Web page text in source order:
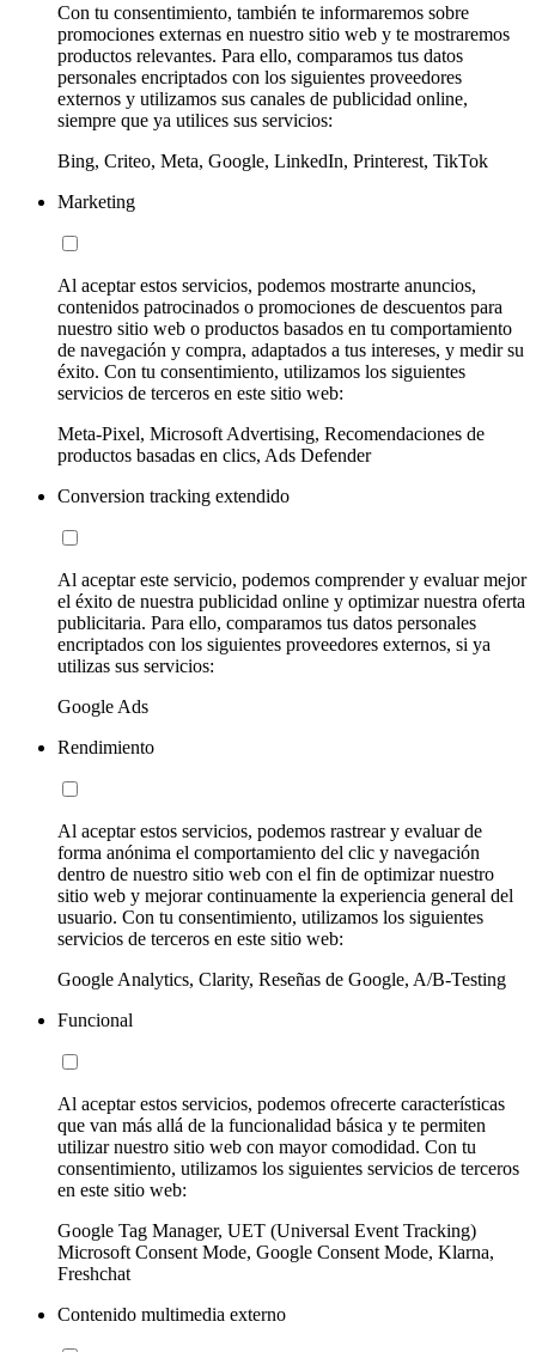
Con tu consentimiento, también te informaremos sobre
promociones externas en nuestro sitio web y te mostraremos
productos relevantes. Para ello, comparamos tus datos
personales encriptados con los siguientes proveedores
externos y utilizamos sus canales de publicidad online,
siempre que ya utilices sus servicios:
Bing, Criteo, Meta, Google, LinkedIn, Printerest, TikTok
Marketing
Al aceptar estos servicios, podemos mostrarte anuncios,
contenidos patrocinados o promociones de descuentos para
nuestro sitio web o productos basados en tu comportamiento
de navegación y compra, adaptados a tus intereses, y medir su
éxito. Con tu consentimiento, utilizamos los siguientes
servicios de terceros en este sitio web:
Meta-Pixel, Microsoft Advertising, Recomendaciones de
productos basadas en clics, Ads Defender
Conversion tracking extendido
Al aceptar este servicio, podemos comprender y evaluar mejor
el éxito de nuestra publicidad online y optimizar nuestra oferta
publicitaria. Para ello, comparamos tus datos personales
encriptados con los siguientes proveedores externos, si ya
utilizas sus servicios:
Google Ads
Rendimiento
Al aceptar estos servicios, podemos rastrear y evaluar de
forma anónima el comportamiento del clic y navegación
dentro de nuestro sitio web con el fin de optimizar nuestro
sitio web y mejorar continuamente la experiencia general del
usuario. Con tu consentimiento, utilizamos los siguientes
servicios de terceros en este sitio web:
Google Analytics, Clarity, Reseñas de Google, A/B-Testing
Funcional
Al aceptar estos servicios, podemos ofrecerte características
que van más allá de la funcionalidad básica y te permiten
utilizar nuestro sitio web con mayor comodidad. Con tu
consentimiento, utilizamos los siguientes servicios de terceros
en este sitio web:
Google Tag Manager, UET (Universal Event Tracking)
Microsoft Consent Mode, Google Consent Mode, Klarna,
Freshchat
Contenido multimedia externo